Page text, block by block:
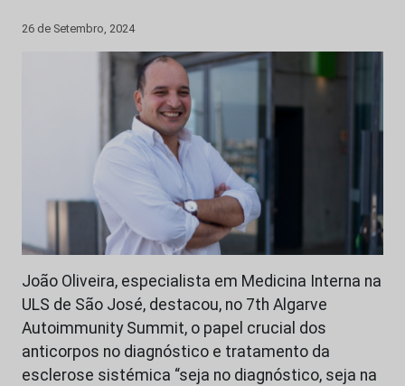
26 de Setembro, 2024
João Oliveira, especialista em Medicina Interna na
ULS de São José, destacou, no 7th Algarve
Autoimmunity Summit, o papel crucial dos
anticorpos no diagnóstico e tratamento da
esclerose sistémica “seja no diagnóstico, seja na